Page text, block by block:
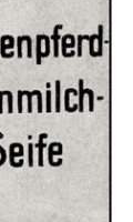
Radebeul-